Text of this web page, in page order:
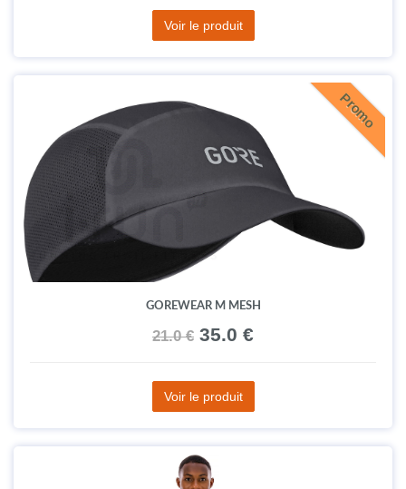
Voir le produit
Promo
GOREWEAR M MESH
21.0 € 35.0 €
Voir le produit